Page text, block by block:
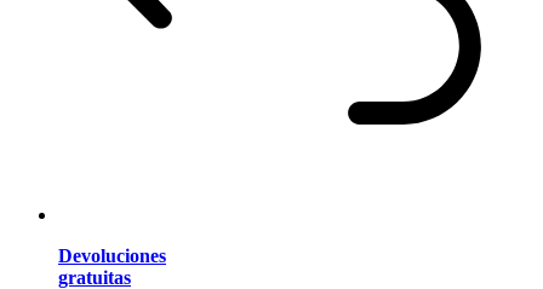
Devoluciones
gratuitas